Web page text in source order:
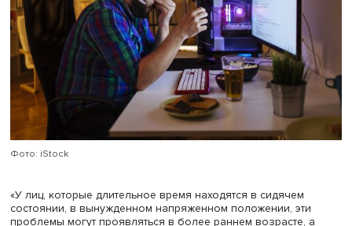
Если рассматривать мозг как мышцу, которую можно
натренировать, то именно продолжительные часы игры
улучшают нейропластичность (свойство
заключающееся в возможности изменяться под
опыта, а также восстанавливать утраченные связи
повреждения. —Ред.). «Чем больше вы тренируете
лучше и эффективнее он становится. Тем не менее
или меньше в день — это идеальное количество,
максимизирует когнитивные преимущества и сводит к
минимуму другие (вредные) последствия для
Стресс, бессонница, геморрой